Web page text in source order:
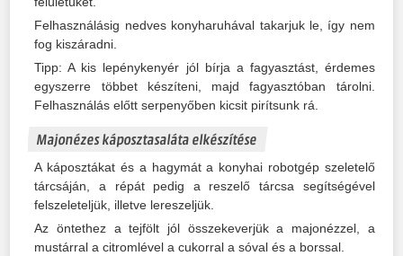
Felhasználásig nedves konyharuhával takarjuk le, így nem
fog kiszáradni.
Tipp: A kis lepénykenyér jól bírja a fagyasztást, érdemes
egyszerre többet készíteni, majd fagyasztóban tárolni.
Felhasználás előtt serpenyőben kicsit pirítsunk rá.
Majonézes káposztasaláta elkészítése
A káposztákat és a hagymát a konyhai robotgép szeletelő
tárcsáján, a répát pedig a reszelő tárcsa segítségével
felszeleteljük, illetve lereszeljük.
Az öntethez a tejfölt jól összekeverjük a majonézzel, a
mustárral a citromlével a cukorral a sóval és a borssal.